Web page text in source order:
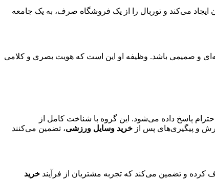
می‌کند و توربال را از یک فروشگاه صرف، به یک جامعه
و صمیمی باشد. وظیفه‌ او این است که هویت بصری و کلامی
پاسخ داده می‌شود. این گروه با شناخت کامل از
و پیگیری‌های پس از خرید وسایل ورزشی، تضمین می‌کنند
و تضمین می‌کند که تجربه‌ مشتریان از فرآیند خرید